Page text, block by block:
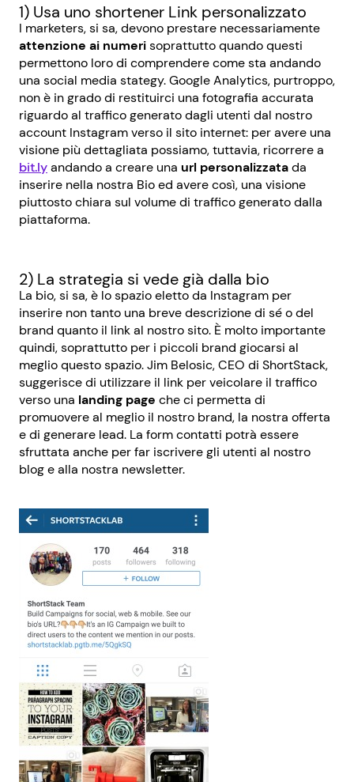
1) Usa uno shortener Link personalizzato
I marketers, si sa, devono prestare necessariamente
attenzione ai numerisoprattutto quando questi
permettono loro di comprendere come sta andando
una social media stategy. Google Analytics, purtroppo,
non è in grado di restituirci una fotografia accurata
riguardo al traffico generato dagli utenti dal nostro
account Instagram verso il sito internet: per avere una
visione più dettagliata possiamo, tuttavia, ricorrere a
bit.lyandando a creare una url personalizzatada
inserire nella nostra Bio ed avere così, una visione
piuttosto chiara sul volume di traffico generato dalla
piattaforma.
2) La strategia si vede già dalla bio
La bio, si sa, è lo spazio eletto da Instagram per
inserire non tanto una breve descrizione di sé o del
brand quanto il link al nostro sito. È molto importante
quindi, soprattutto per i piccoli brand giocarsi al
meglio questo spazio. Jim Belosic, CEO di ShortStack,
suggerisce di utilizzare il link per veicolare il traffico
verso una landing page che ci permetta di
promuovere al meglio il nostro brand, la nostra offerta
e di generare lead. La form contatti potrà essere
sfruttata anche per far iscrivere gli utenti al nostro
blog e alla nostra newsletter.